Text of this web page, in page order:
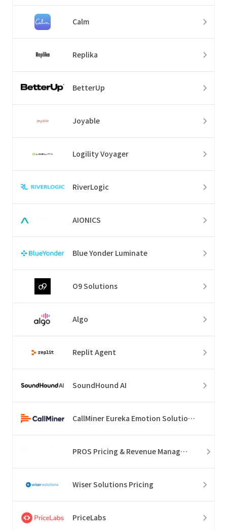
Calm
Replika
BetterUp
Joyable
Logility Voyager
RiverLogic
AIONICS
Blue Yonder Luminate
O9 Solutions
Algo
Replit Agent
SoundHound AI
CallMiner Eureka Emotion Solution Suite
PROS Pricing & Revenue Management
Wiser Solutions Pricing
PriceLabs